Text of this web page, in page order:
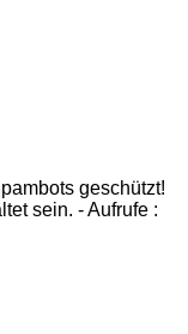
geschützt!
sein. -Aufrufe :